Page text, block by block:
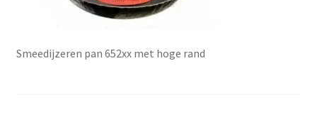
Smeedijzeren pan 652xx met hoge rand